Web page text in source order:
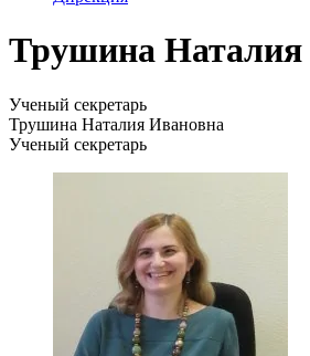
Трушина Наталия
Ученый секретарь
Трушина Наталия Ивановна
Ученый секретарь